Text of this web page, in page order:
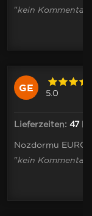
"kein Kommentar
GE 5.0
Lieferzeiten: 47h
Nozdormu EURO
"kein Kommentar